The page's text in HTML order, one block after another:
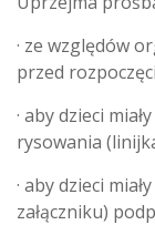
· ze względów
przed
· aby dzieci
rysowania
· aby dzieci
załączniku)